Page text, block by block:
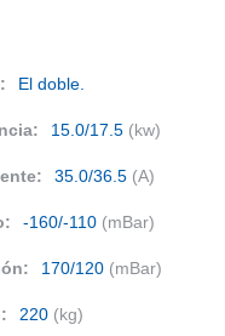
El doble.
15.0/17.5 (kw)
35.0/36.5 (A)
-160/-110 (mBar)
170/120 (mBar)
220 (kg)